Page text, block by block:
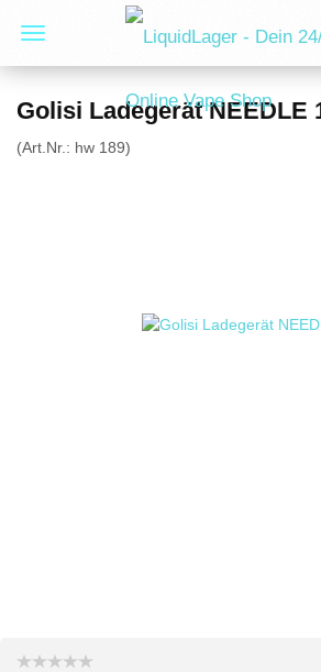
Golisi Ladegerät NEEDLE
(Art.Nr.: hw 189)